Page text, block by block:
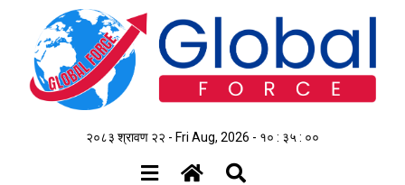
२०८३ श्रावण २२ - Fri Aug, 2026 - १० : ३५ : ०१